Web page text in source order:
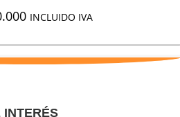
INCLUIDO IVA
INTERÉS